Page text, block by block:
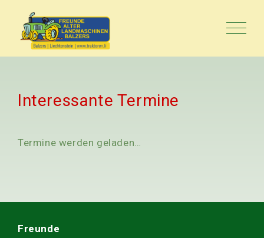
Interessante Termine
Termine werden geladen…
Freunde